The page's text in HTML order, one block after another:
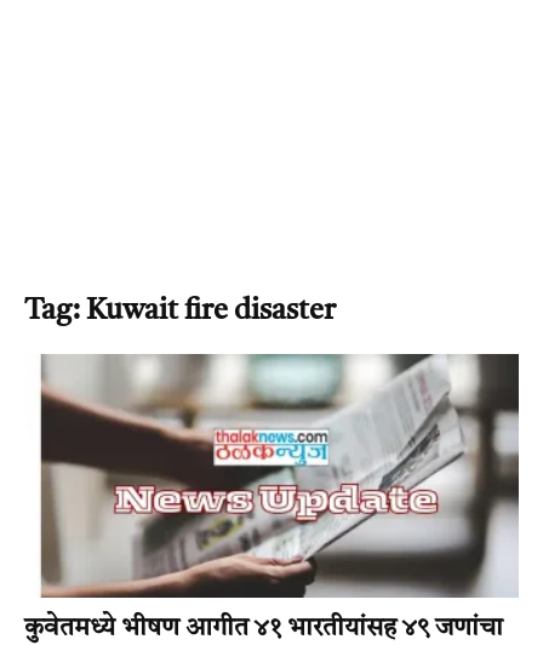
Tag: Kuwait fire disaster
कुवेतमध्ये भीषण आगीत ४१ भारतीयांसह ४९ जणांचा